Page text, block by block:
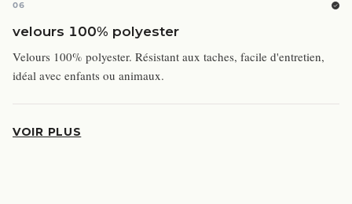
06
velours 100% polyester
Velours 100% polyester. Résistant aux taches, facile d'entretien,
idéal avec enfants ou animaux.
VOIR PLUS